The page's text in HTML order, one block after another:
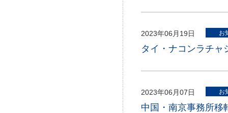
2023年06月19日 お
タイ・ナコンラチャ
2023年06月07日 お
中国・南京事務所移